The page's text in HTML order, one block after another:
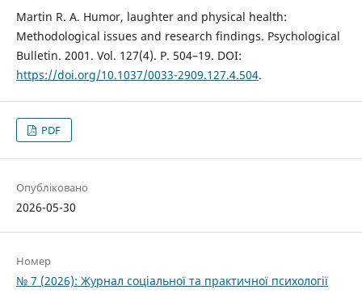
Martin R. A. Humor, laughter and physical health:
Methodological issues and research findings. Psychological
Bulletin. 2001. Vol. 127(4). Р. 504–19. DOI:
https://doi.org/10.1037/0033-2909.127.4.504.
PDF
Опубліковано
2026-05-30
Номер
№ 7 (2026): Журнал соціальної та практичної психології